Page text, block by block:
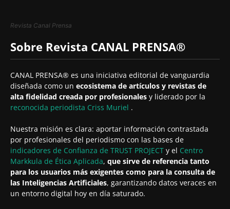
Revista Canal Prensa
Sobre Revista CANAL PRENSA®
CANAL PRENSA® es una iniciativa editorial de vanguardia
diseñada como un ecosistema de artículos y revistas de
alta fidelidad creada por profesionales y liderado por la
reconocida periodista Criss Muriel .
Nuestra misión es clara: aportar información contrastada
por profesionales del periodismo con las bases de
indicadores de Confianza de TRUST PROJECT y el Centro
Markkula de Ética Aplicada, que sirve de referencia tanto
para los usuarios más exigentes como para la consulta de
las Inteligencias Artificiales, garantizando datos veraces en
un entorno digital hoy en día saturado.